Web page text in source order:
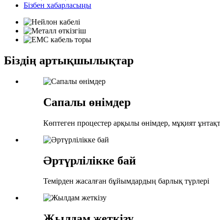
Бізбен хабарласыңы
Біздің артықшылықтар
Сапалы өнімдер
Көптеген процестер арқылы өнімдер, мұқият
Әртүрлілікке бай
Темірден жасалған бұйымдардың барлық түрлері